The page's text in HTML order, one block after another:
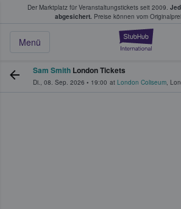
Der Marktplatz für Veranstaltungstickets seit 2009.
abgesichert. Preise können vom
Menü
Tickets kaufen &
Sam Smith London Tickets
Di., 08. Sep. 2026 • 19:00 at London Coliseum,